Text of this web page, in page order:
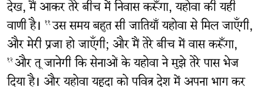
देख, मैं आकर तेरे बीच में निवास करूँगा, यहोवा की यही
वाणी है। ११उस समय बहुत सी जातियाँ यहोवा से मिल जाएँगी,
और मेरी प्रजा हो जाएँगी; और मैं तेरे बीच में वास करूँगा,
१२और तू जानेगी कि सेनाओं के यहोवा ने मुझे तेरे पास भेज